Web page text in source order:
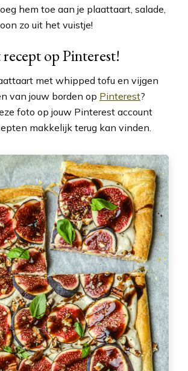
hem toe aan je plaattaart, salade,
zo uit het vuistje!
op Pinterest!
met whipped tofu en vijgen
van jouw borden op Pinterest?
foto op jouw Pinterest account
makkelijk terug kan vinden.